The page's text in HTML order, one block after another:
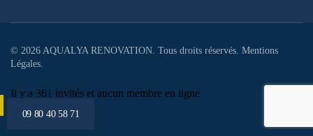
09 80 40 58 71
© 2026 AQUALYA RENOVATION. Tous droits réservés. Mentions
Légales.
Il y a 361 invités et aucun membre en ligne